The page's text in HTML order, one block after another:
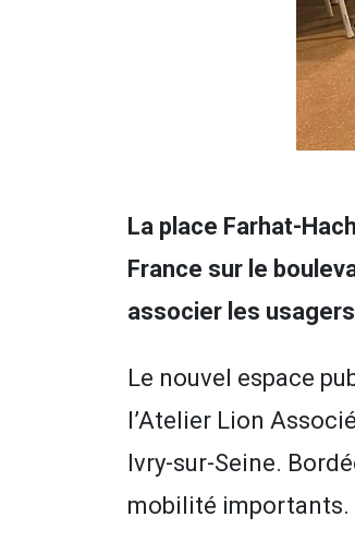
La place Farhat-
France sur le
associer les
Le nouvel espace
l’Atelier Lion
Ivry-sur-Seine.
mobilité importants.